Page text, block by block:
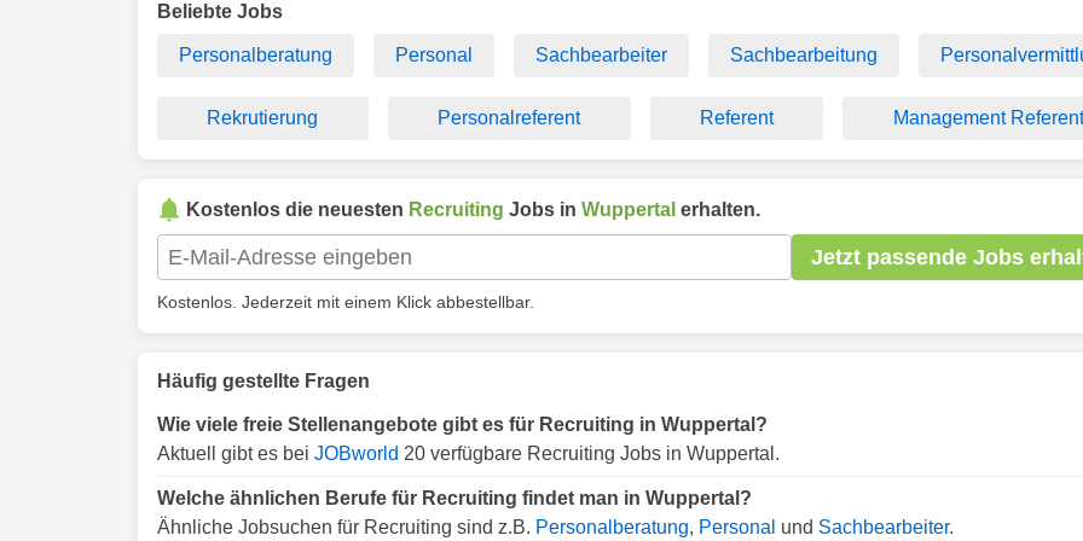
Beliebte Jobs
Personalberatung Personal Sachbearbeiter Sachbearbeitung
Rekrutierung Personalreferent Referent Management Referent
Kostenlos die neuesten Recruiting Jobs in Wuppertal erhalten.
Jetzt passende Jobs
Kostenlos. Jederzeit mit einem Klick abbestellbar.
Häufig gestellte Fragen
Wie viele freie Stellenangebote gibt es für Recruiting in Wuppertal?
Aktuell gibt es bei JOBworld 20 verfügbare Recruiting Jobs in Wuppertal.
Welche ähnlichen Berufe für Recruiting findet man in Wuppertal?
Ähnliche Jobsuchen für Recruiting sind z.B. Personalberatung, Personal und Sachbearbeiter.